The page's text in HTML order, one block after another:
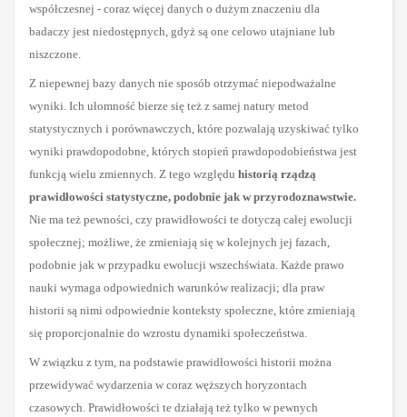
współczesnej - coraz więcej danych o dużym znaczeniu dla
badaczy jest niedostępnych, gdyż są one celowo utajniane lub
niszczone.
Z niepewnej bazy danych nie sposób otrzymać niepodważalne
wyniki . Ich ułomność bierze się też z samej natury metod
statystycznych i porównawczych, które pozwalają uzyskiwać tylko
wyniki prawdopodobne, których stopień prawdopodobieństwa jest
funkcją wielu zmiennych. Z tego względu historią rządzą
prawidłowości statystyczne, podobnie jak w przyrodoznawstwie.
Nie ma też pewności, czy prawidłowości te dotyczą całej ewolucji
społecznej; możliwe, że zmieniają się w kolejnych jej fazach,
podobnie jak w przypadku ewolucji wszechświata. Każde prawo
nauki wymaga odpowiednich warunków realizacji; dla praw
historii są nimi odpowiednie konteksty społeczne, które zmieniają
się proporcjonalnie do wzrostu dynamiki społeczeństwa.
W związku z tym, na podstawie prawidłowości historii można
przewidywać wydarzenia w coraz węższych horyzontach
czasowych. Prawidłowości te działają też tylko w pewnych